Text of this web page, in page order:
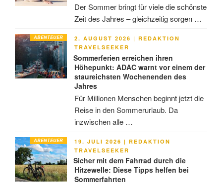
Der Sommer bringt für viele die schönste
Zeit des Jahres – gleichzeitig sorgen …
ABENTEUER
VERÖFFENTLICHT
AM
2. AUGUST 2026 | REDAKTION
TRAVELSEEKER
Sommerferien erreichen ihren
Höhepunkt: ADAC warnt vor einem der
staureichsten Wochenenden des
Jahres
Für Millionen Menschen beginnt jetzt die
Reise in den Sommerurlaub. Da
inzwischen alle …
ABENTEUER
VERÖFFENTLICHT
AM
19. JULI 2026 | REDAKTION
TRAVELSEEKER
Sicher mit dem Fahrrad durch die
Hitzewelle: Diese Tipps helfen bei
Sommerfahrten